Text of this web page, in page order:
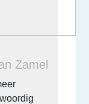
Zamel